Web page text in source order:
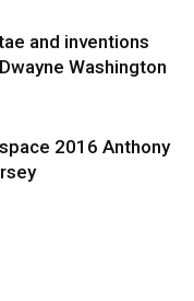
and inventions
Washington
2016 Anthony